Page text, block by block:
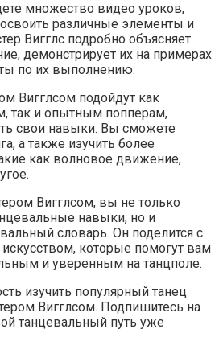
множество видео уроков,
различные элементы и
Вигглс подробно объясняет
демонстрирует их на примерах
по их выполнению.
Вигглсом подойдут как
так и опытным попперам,
свои навыки. Вы сможете
а также изучить более
как волновое движение,
Вигглсом, вы не только
навыки, но и
словарь. Он поделится с
которые помогут вам
и уверенным на танцполе.
изучить популярный танец
Вигглсом. Подпишитесь на
танцевальный путь уже